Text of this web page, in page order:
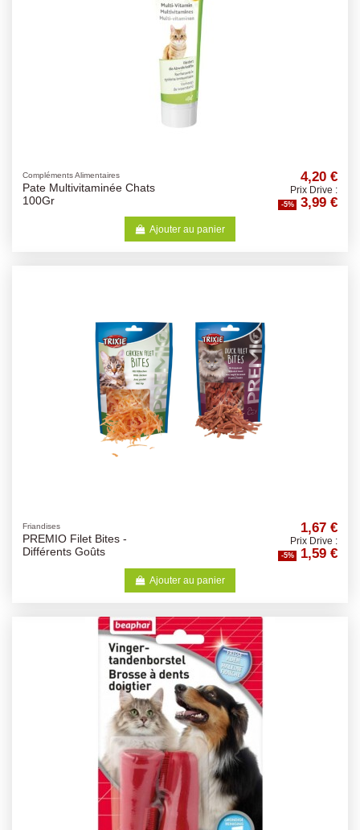
Compléments Alimentaires
Pate Multivitaminée Chats
100Gr
4,20 €
Prix Drive :
-5% 3,99 €
Ajouter au panier
Friandises
PREMIO Filet Bites -
Différents Goûts
1,67 €
Prix Drive :
-5% 1,59 €
Ajouter au panier